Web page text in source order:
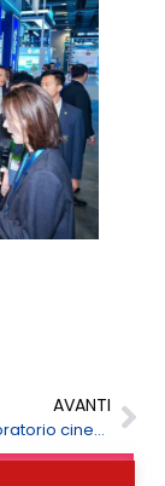
AVANTI
Il primo laboratorio cinese integrato terra-mare con funzionamento automatizzato